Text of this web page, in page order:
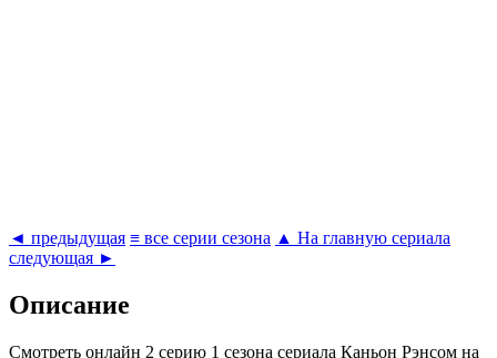
◄ предыдущая ≡ все серии сезона ▲ На главную сериала
следующая ►
Описание
Cмотреть онлайн 2 серию 1 сезона сериала Каньон Рэнсом на